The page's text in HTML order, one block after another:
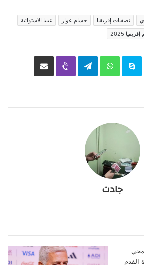
تصفيات إفريقيا حسام عوار
غينيا الاستوائية
2025
LinkedIn
Skype
WhatsApp
Telegram
Viber مشاركة عبر البريد
جادت